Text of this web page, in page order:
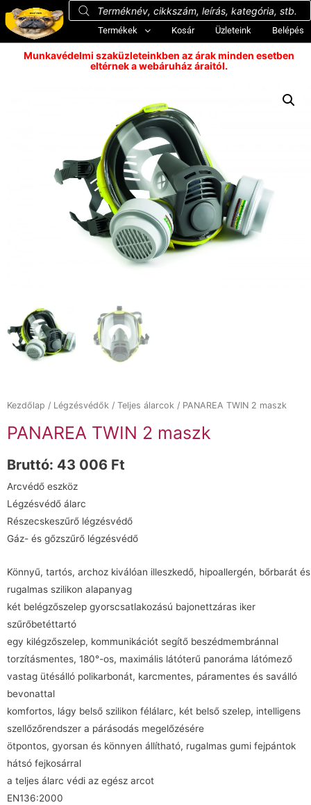
Termékek Kosár Üzleteink Belépés
Munkavédelmi szaküzleteinkben az árak minden esetben
eltérnek a webáruház áraitól.
Kezdőlap / Légzésvédők / Teljes álarcok / PANAREA TWIN 2 maszk
PANAREA TWIN 2 maszk
Bruttó: 43 006 Ft
Arcvédő eszköz
Légzésvédő álarc
Részecskeszűrő légzésvédő
Gáz- és gőzszűrő légzésvédő
Könnyű, tartós, archoz kiválóan illeszkedő, hipoallergén, bőrbarát és
rugalmas szilikon alapanyag
két belégzőszelep gyorscsatlakozású bajonettzáras iker
szűrőbetéttartó
egy kilégzőszelep, kommunikációt segítő beszédmembránnal
torzításmentes, 180°-os, maximális látóterű panoráma látómező
vastag ütésálló polikarbonát, karcmentes, páramentes és saválló
bevonattal
komfortos, lágy belső szilikon félálarc, két belső szelep, intelligens
szellőzőrendszer a párásodás megelőzésére
ötpontos, gyorsan és könnyen állítható, rugalmas gumi fejpántok
hátsó fejkosárral
a teljes álarc védi az egész arcot
EN136:2000